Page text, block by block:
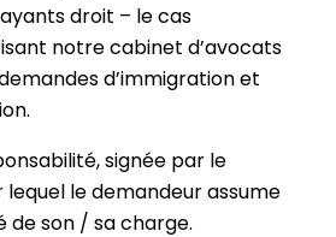
droit – le cas
notre cabinet d’avocats
d’immigration et
signée par le
le demandeur assume
de son / sa charge.